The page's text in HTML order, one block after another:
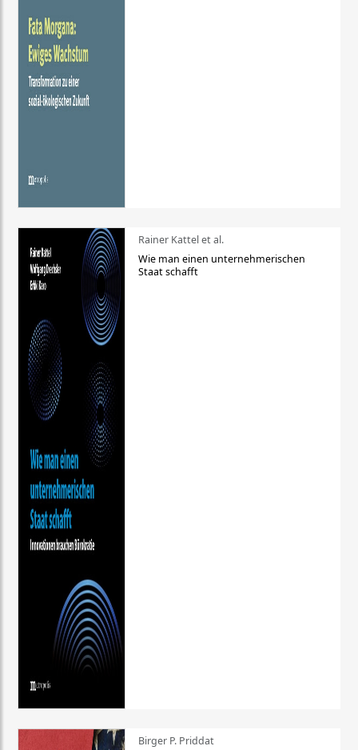
Rainer Kattel et al.
Wie man einen unternehmerischen
Staat schafft
Birger P. Priddat